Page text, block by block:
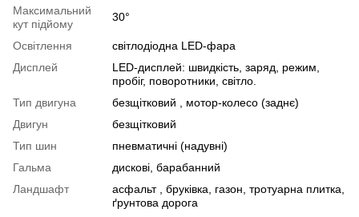
Максимальний
кут підйому
30°
Освітлення
світлодіодна LED-фара
Дисплей
LED-дисплей: швидкість, заряд, режим,
пробіг, поворотники, світло.
Тип двигуна
безщітковий , мотор-колесо (заднє)
Двигун
безщітковий
Тип шин
пневматичні (надувні)
Гальма
дискові, барабанний
Ландшафт
асфальт , бруківка, газон, тротуарна плитка,
ґрунтова дорога